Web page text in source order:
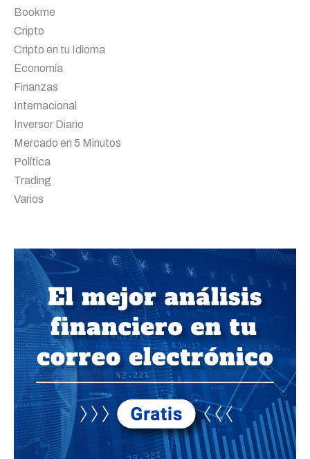
Bookme
Cripto
Cripto en tu Idioma
Economía
Finanzas
Internacional
Inversor Diario
Mercado en 5 Minutos
Política
Trading
Varios